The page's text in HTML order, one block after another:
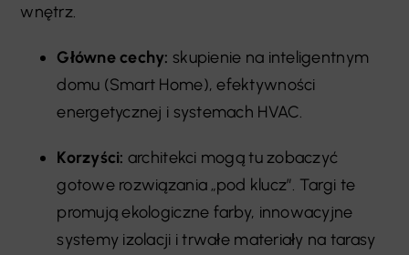
wnętrz.
Główne cechy: skupienie na inteligentnym
domu (Smart Home), efektywności
energetycznej i systemach HVAC.
Korzyści: architekci mogą tu zobaczyć
gotowe rozwiązania „pod klucz”. Targi te
promują ekologiczne farby, innowacyjne
systemy izolacji i trwałe materiały na tarasy